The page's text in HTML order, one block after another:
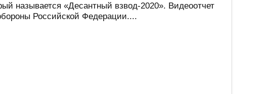
называется «Десантный взвод-2020». Видеоотчет
Российской Федерации....